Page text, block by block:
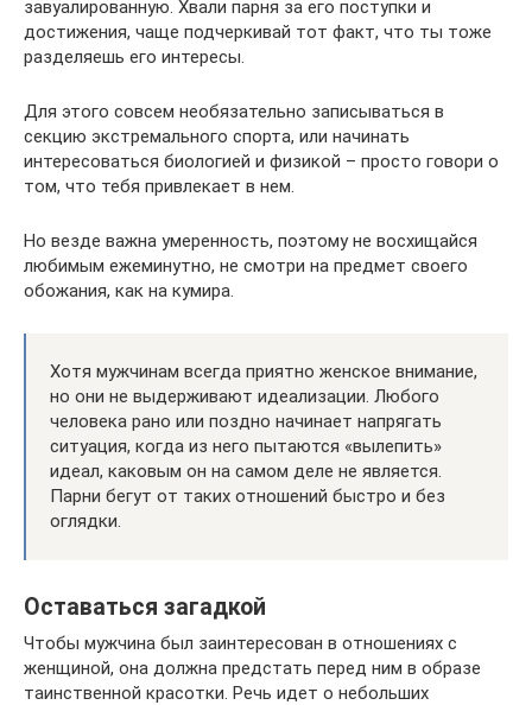
завуалированную. Хвали парня за его поступки и
достижения, чаще подчеркивай тот факт, что ты тоже
разделяешь его интересы.
Для этого совсем необязательно записываться в
секцию экстремального спорта, или начинать
интересоваться биологией и физикой – просто говори о
том, что тебя привлекает в нем.
Но везде важна умеренность, поэтому не восхищайся
любимым ежеминутно, не смотри на предмет своего
обожания, как на кумира.
Хотя мужчинам всегда приятно женское внимание,
но они не выдерживают идеализации. Любого
человека рано или поздно начинает напрягать
ситуация, когда из него пытаются «вылепить»
идеал, каковым он на самом деле не является.
Парни бегут от таких отношений быстро и без
оглядки.
Оставаться загадкой
Чтобы мужчина был заинтересован в отношениях с
женщиной, она должна предстать перед ним в образе
таинственной красотки. Речь идет о небольших